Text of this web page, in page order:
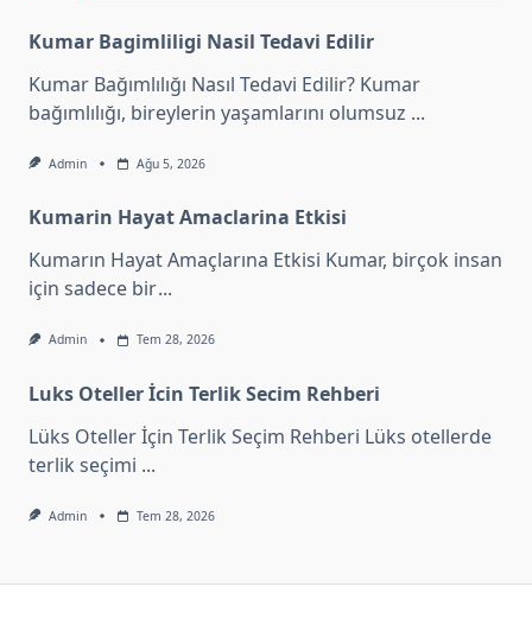
Kumar Bagimliligi Nasil Tedavi Edilir
Kumar Bağımlılığı Nasıl Tedavi Edilir? Kumar
bağımlılığı, bireylerin yaşamlarını olumsuz ...
Admin Ağu 5, 2026
Kumarin Hayat Amaclarina Etkisi
Kumarın Hayat Amaçlarına Etkisi Kumar, birçok insan
için sadece bir ...
Admin Tem 28, 2026
Luks Oteller İcin Terlik Secim Rehberi
Lüks Oteller İçin Terlik Seçim Rehberi Lüks otellerde
terlik seçimi ...
Admin Tem 28, 2026